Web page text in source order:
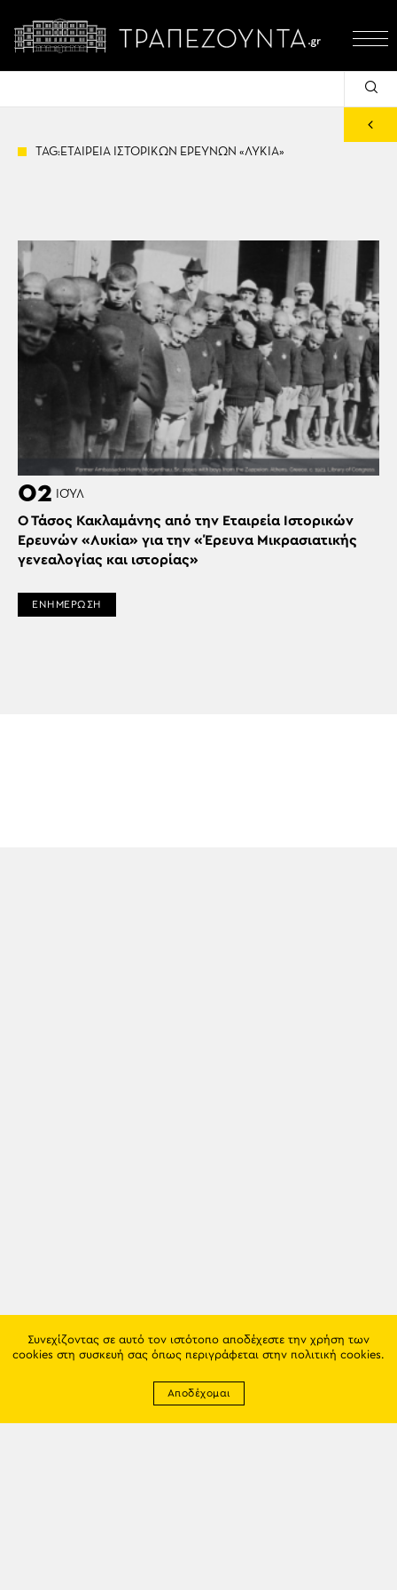
TAG:ΕΤΑΙΡΕΙΑ ΙΣΤΟΡΙΚΩΝ ΕΡΕΥΝΩΝ «ΛΥΚΙΑ»
02 ΙΟΎΛ
Ο Τάσος Κακλαμάνης από την Εταιρεία Ιστορικών
Ερευνών «Λυκία» για την «Έρευνα Μικρασιατικής
γενεαλογίας και ιστορίας»
ΕΝΗΜΕΡΩΣΗ
Συνεχίζοντας σε αυτό τον ιστότοπο αποδέχεστε την χρήση των
cookies στη συσκευή σας όπως περιγράφεται στην πολιτική cookies.
Αποδέχομαι